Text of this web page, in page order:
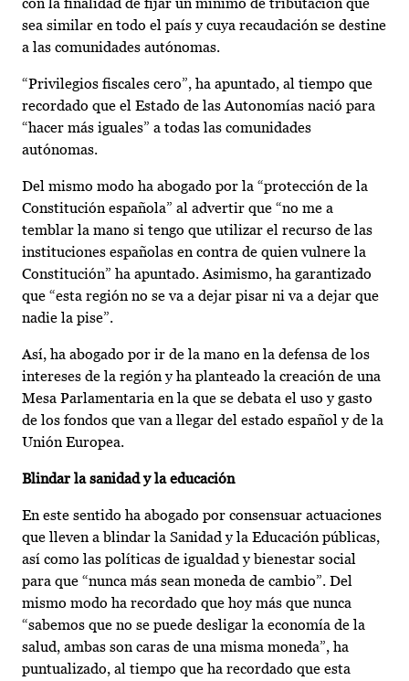
sea similar en todo el país y cuya recaudación se destine
a las comunidades autónomas.
“Privilegios fiscales cero”, ha apuntado, al tiempo que
recordado que el Estado de las Autonomías nació para
“hacer más iguales” a todas las comunidades
autónomas.
Del mismo modo ha abogado por la “protección de la
Constitución española” al advertir que “no me a
temblar la mano si tengo que utilizar el recurso de las
instituciones españolas en contra de quien vulnere la
Constitución” ha apuntado. Asimismo, ha garantizado
que “esta región no se va a dejar pisar ni va a dejar que
nadie la pise”.
Así, ha abogado por ir de la mano en la defensa de los
intereses de la región y ha planteado la creación de una
Mesa Parlamentaria en la que se debata el uso y gasto
de los fondos que van a llegar del estado español y de la
Unión Europea.
Blindar la sanidad y la educación
En este sentido ha abogado por consensuar actuaciones
que lleven a blindar la Sanidad y la Educación públicas,
así como las políticas de igualdad y bienestar social
para que “nunca más sean moneda de cambio”. Del
mismo modo ha recordado que hoy más que nunca
“sabemos que no se puede desligar la economía de la
salud, ambas son caras de una misma moneda”, ha
puntualizado, al tiempo que ha recordado que esta